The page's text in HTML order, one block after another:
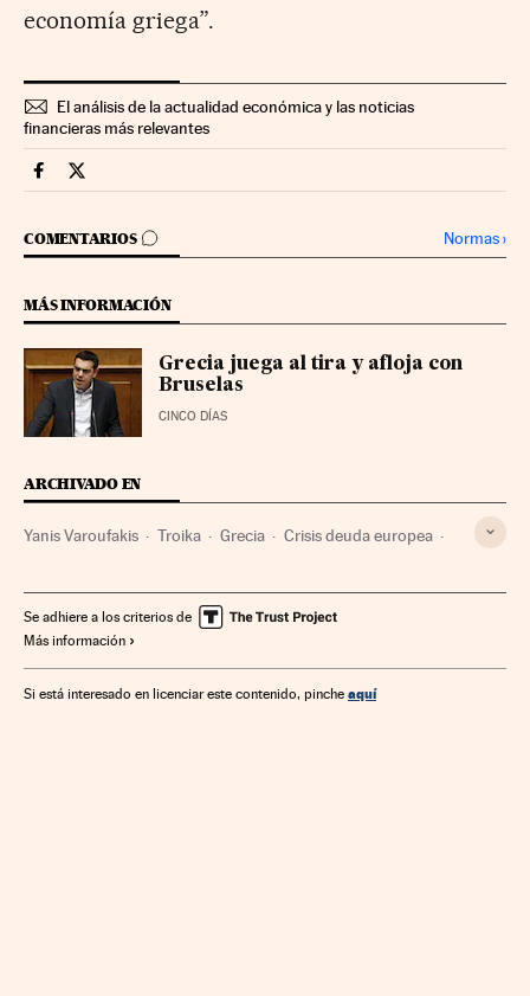
economía griega”.
El análisis de la actualidad económica y las noticias
financieras más relevantes
Mercados Financieros Cinco Días en Facebook
Mercados Financieros Cinco Días en Twitter
COMENTARIOS
IR A LOS COMENTARIOS Normas›
MÁS INFORMACIÓN
Grecia juega al tira y afloja con
Bruselas
CINCO DÍAS
ARCHIVADO EN
Yanis Varoufakis Troika Grecia Crisis deuda europea
Balcanes Crisis financiera Europa sur Unión Europea
Relaciones exteriores Banca Mercados financieros
Se adhiere a los criterios de
Más información
Si está interesado en licenciar este contenido, pinche aquí